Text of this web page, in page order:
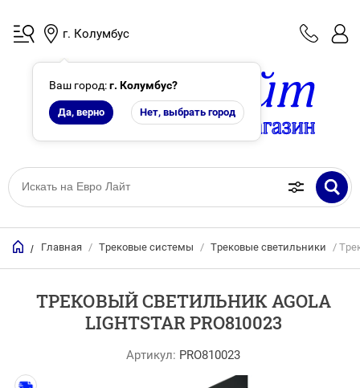
г. Колумбус
Ваш город:г. Колумбус?
Да, верно Нет, выбрать город
/ Главная / Трековые системы / Трековые светильники /
ТРЕКОВЫЙ СВЕТИЛЬНИК AGOLA
LIGHTSTAR PRO810023
Артикул: PRO810023